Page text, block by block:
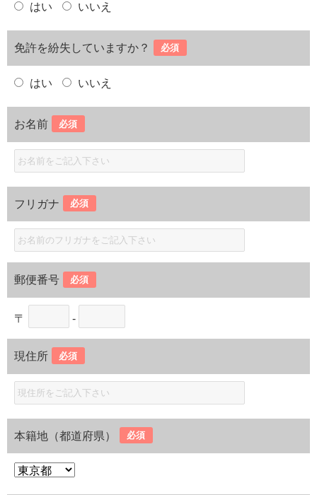
はい いいえ
免許を紛失していますか？ 必須
はい いいえ
お名前 必須
フリガナ 必須
郵便番号 必須
〒 -
現住所 必須
本籍地（都道府県） 必須